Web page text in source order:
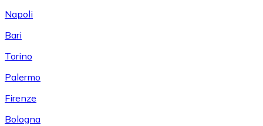
Napoli
Bari
Torino
Palermo
Firenze
Bologna